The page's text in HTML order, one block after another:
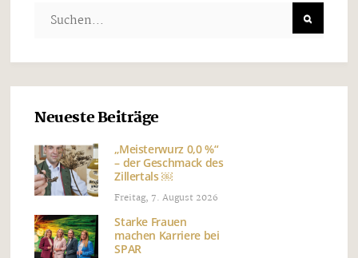
Neueste Beiträge
„Meisterwurz 0,0 %“
– der Geschmack des
Zillertals ￼
Freitag, 7. August 2026
Starke Frauen
machen Karriere bei
SPAR